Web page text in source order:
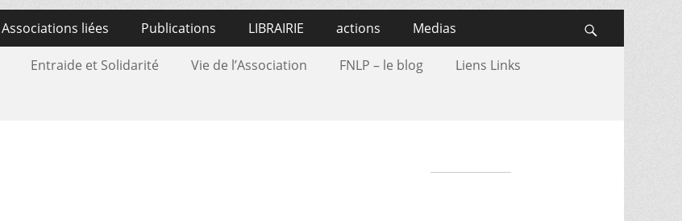
Associations liées Publications LIBRAIRIE actions Medias
Entraide et Solidarité Vie de l’Association FNLP – le blog Liens Links